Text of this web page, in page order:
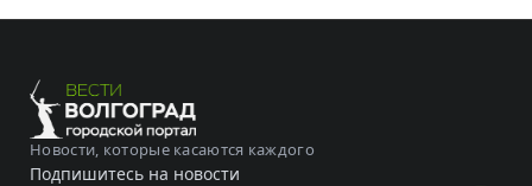
Новости, которые касаются каждого
Подпишитесь на новости